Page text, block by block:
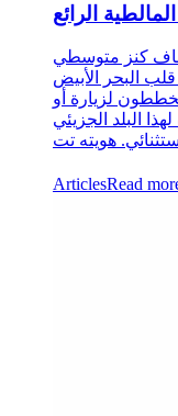
الرائع
كنز متوسطي
البحر الأبيض
لزيارة أو
البلد الجزيئي
ArticlesRead